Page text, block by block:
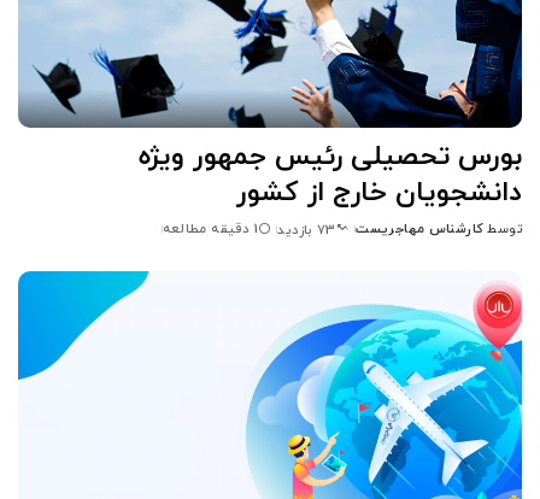
بورس تحصیلی رئیس جمهور ویژه
دانشجویان خارج از کشور
ارسال
توسط
توسط کارشناس مهاجریست 73 بازدید 1 دقیقه مطالعه